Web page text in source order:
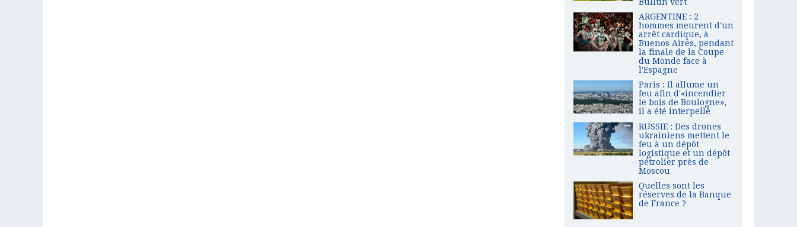
ARGENTINE : 2
hommes meurent d'un
arrêt cardique, à
Buenos Aires, pendant
la finale de la Coupe
du Monde face à
l'Espagne
Paris : Il allume un
feu afin d'«incendier
le bois de Boulogne»,
il a été interpellé
RUSSIE : Des drones
ukrainiens mettent le
feu à un dépôt
logistique et un dépôt
pétrolier près de
Moscou
Quelles sont les
réserves de la Banque
de France ?